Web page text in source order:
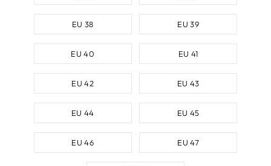
EU 38 EU 39
EU 40 EU 41
EU 42 EU 43
EU 44 EU 45
EU 46 EU 47